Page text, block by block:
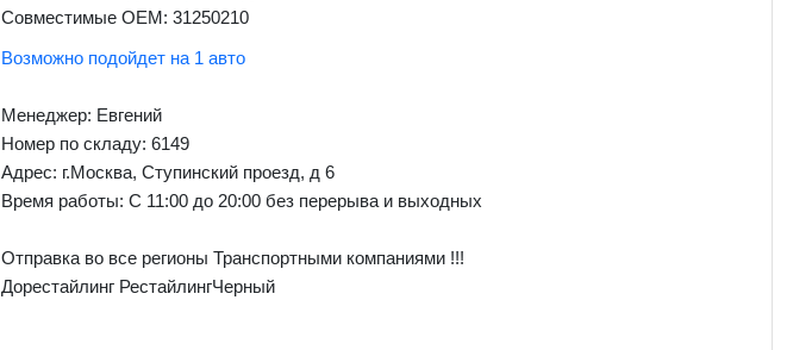
Совместимые OEM: 31250210
Возможно подойдет на 1 авто
Менеджер: Евгений
Номер по складу: 6149
Адрес: г.Москва, Ступинский проезд, д 6
Время работы: С 11:00 до 20:00 без перерыва и выходных
Отправка во все регионы Транспортными компаниями !!!
Дорестайлинг РестайлингЧерный